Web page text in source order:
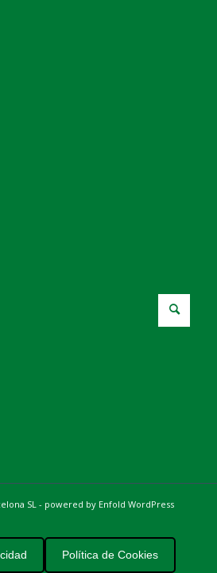
SL - powered by Enfold WordPress
Política de Cookies